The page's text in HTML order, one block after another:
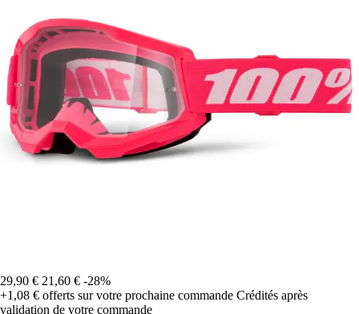
29,90 € 21,60 € -28%
+1,08 € offerts sur votre prochaine commande Crédités après
validation de votre commande